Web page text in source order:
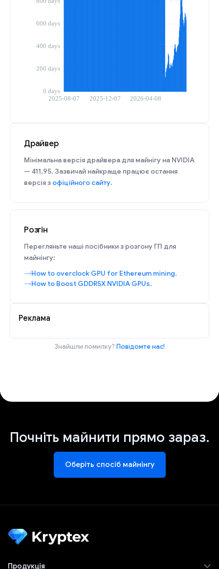
Драйвер
Мінімальна версія драйвера для майнігу на NVIDIA
— 411.95. Зазвичай найкраще працює остання
версія з офіційного сайту.
Розгін
Перегляньте наші посібники з розгону ГП для
майнінгу:
How to overclock GPU for Ethereum mining.
How to Boost GDDR5X NVIDIA GPUs.
Реклама
Знайшли помилку? Повідомте нас!
Почніть майнити прямо зараз.
Оберіть спосіб майнінгу
Продукція